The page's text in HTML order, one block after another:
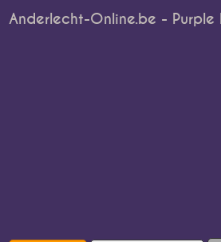
Anderlecht-Online.be - Purple